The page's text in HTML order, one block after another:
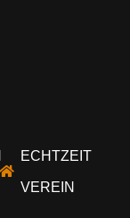
ECHTZEIT
VEREIN